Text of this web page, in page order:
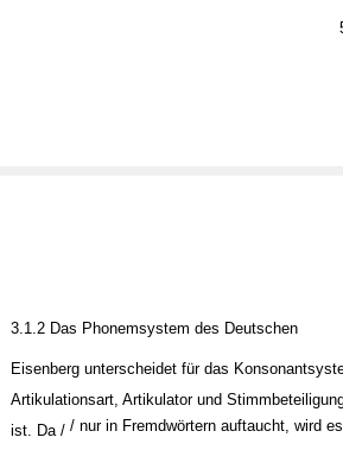
3.1.2 Das Phonemsystem des Deutschen
Eisenberg unterscheidet für das
Artikulationsart, Artikulator und
ist. Da / / nur in Fremdwörtern auftaucht, wird